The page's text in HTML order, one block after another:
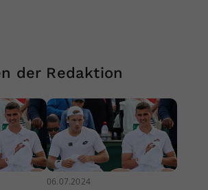
der Redaktion
06.07.2024